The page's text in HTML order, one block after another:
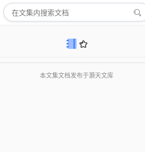
本文集文档发布于灏天文库